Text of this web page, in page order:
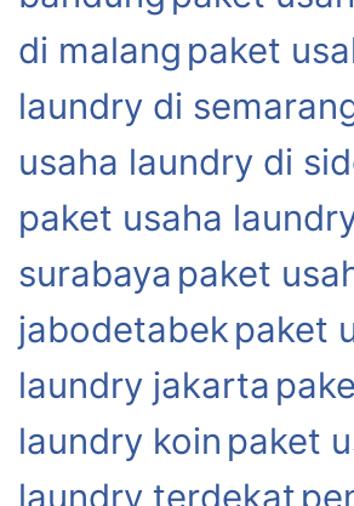
di malang paket
laundry di
usaha laundry di
paket usaha
surabaya paket
jabodetabekpaket
laundry jakarta
laundry koin paket
laundry terdekat